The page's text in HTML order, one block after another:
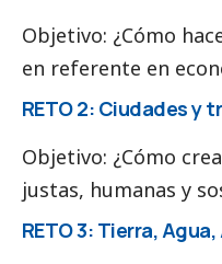
Objetivo: ¿Cómo
en referente en
RETO 2: Ciudades y
Objetivo: ¿Cómo
justas, humanas y
RETO 3: Tierra,